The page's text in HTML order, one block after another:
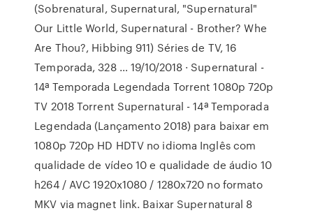
(Sobrenatural, Supernatural, "Supernatural"
Our Little World, Supernatural - Brother? Whe
Are Thou?, Hibbing 911) Séries de TV, 16
Temporada, 328 … 19/10/2018 · Supernatural -
14ª Temporada Legendada Torrent 1080p 720p
TV 2018 Torrent Supernatural - 14ª Temporada
Legendada (Lançamento 2018) para baixar em
1080p 720p HD HDTV no idioma Inglês com
qualidade de vídeo 10 e qualidade de áudio 10
h264 / AVC 1920x1080 / 1280x720 no formato
MKV via magnet link. Baixar Supernatural 8